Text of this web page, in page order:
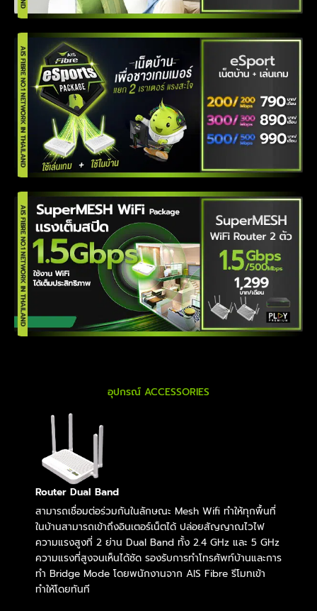
อุปกรณ์ ACCESSORIES
Router Dual Band
สามารถเชื่อมต่อร่วมกันในลักษณะ Mesh Wifi ทำให้ทุกพื้นที่
ในบ้านสามารถเข้าถึงอินเตอร์เน็ตได้ ปล่อยสัญญาณไวไฟ
ความแรงสูงที่ 2 ย่าน Dual Band ทั้ง 2.4 GHz และ 5 GHz
ความแรงที่สูงจนเห็นได้ซัด รองรับการทำโทรศัพท์บ้านและการ
ทำ Bridge Mode โดยพนักงานจาก AIS Fibre รีโมทเข้า
ทำให้โดยทันที